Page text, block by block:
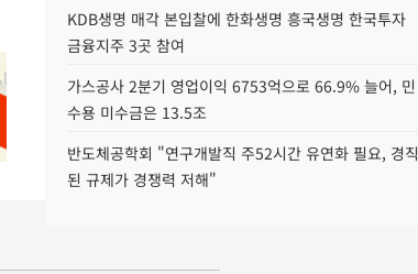
KDB생명 매각 본입찰에 한화생명 흥국생명 한국투자
금융지주 3곳 참여
가스공사 2분기 영업이익 6753억으로 66.9% 늘어, 민
수용 미수금은 13.5조
반도체공학회 "연구개발직 주52시간 유연화 필요, 경직
된 규제가 경쟁력 저해"